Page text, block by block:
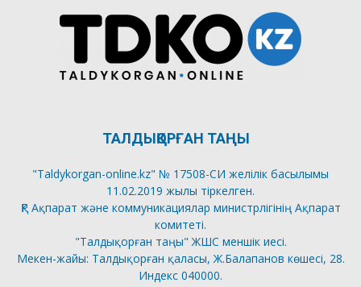
ТАЛДЫҚОРҒАН ТАҢЫ
"Taldykorgan-online.kz" № 17508-СИ желілік басылымы
11.02.2019 жылы тіркелген.
ҚР Ақпарат және коммуникациялар министрлігінің Ақпарат
комитеті.
"Талдықорған таңы" ЖШС меншік иесі.
Мекен-жайы: Талдықорған қаласы, Ж.Балапанов көшесі, 28.
Индекс 040000.